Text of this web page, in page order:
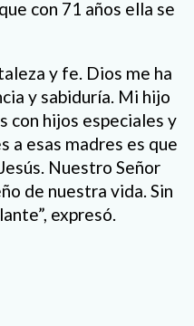
con 71 años ella se
y fe. Dios me ha
y sabiduría. Mi hijo
con hijos especiales y
a esas madres es que
Nuestro Señor
de nuestra vida. Sin
expresó.